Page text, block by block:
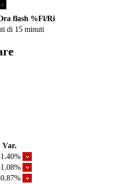
flash %Fl/Ri
di 15 minuti
Var.